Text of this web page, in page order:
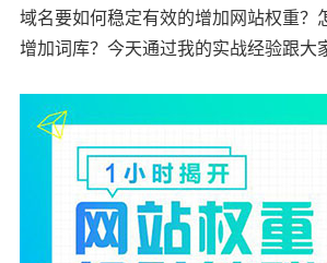
域名要如何稳定有效的增加网站权重？
增加词库？今天通过我的实战经验跟大